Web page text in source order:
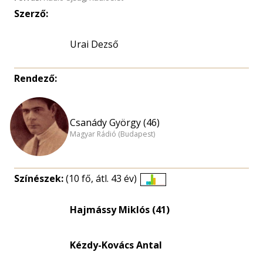
Szerző:
Urai Dezső
Rendező:
Csanády György (46)
Magyar Rádió (Budapest)
Színészek:(10 fő, átl. 43 év)
eloszlás
Hajmássy Miklós (41)
Kézdy-Kovács Antal